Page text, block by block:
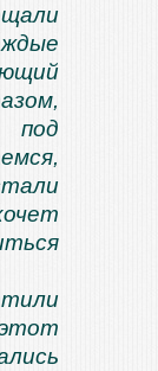
под